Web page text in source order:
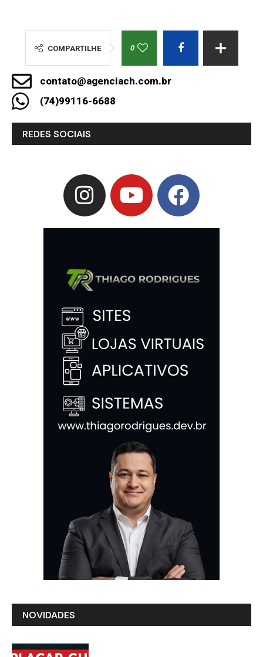
COMPARTILHE 0
contato@agenciach.com.br
(74)99116-6688
REDES SOCIAIS
NOVIDADES